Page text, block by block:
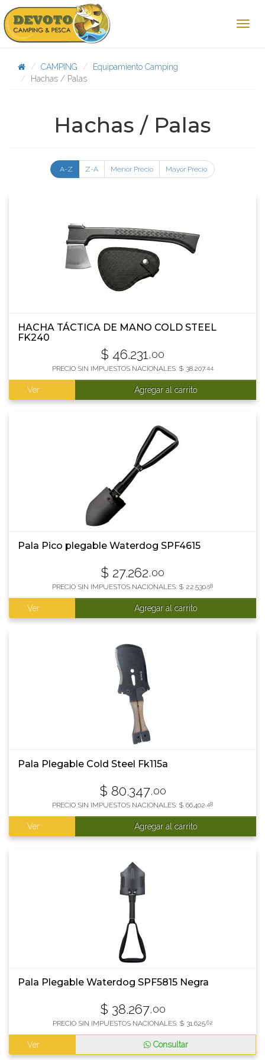
CAMPING
Equipamiento Camping
Hachas / Palas
Hachas / Palas
A-Z Z-A Menor Precio Mayor Precio
HACHA TÁCTICA DE MANO COLD STEEL
FK240
$ 46.231 ,00
PRECIO SIN IMPUESTOS NACIONALES: $ 38.207,44
Ver Agregar al carrito
Pala Pico plegable Waterdog SPF4615
$ 27.262,00
PRECIO SIN IMPUESTOS NACIONALES: $ 22.530,58
Ver Agregar al carrito
Pala Plegable Cold Steel Fk115a
$ 80.347,00
PRECIO SIN IMPUESTOS NACIONALES: $ 66.402 ,48
Ver Agregar al carrito
Pala Plegable Waterdog SPF5815 Negra
$ 38.267,00
PRECIO SIN IMPUESTOS NACIONALES: $ 31.625,62
Ver Consultar